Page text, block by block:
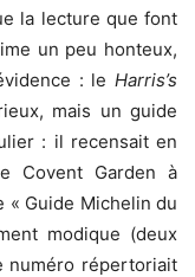
la lecture que font
un peu honteux,
: le Harris’s
mais un guide
: il recensait en
Covent Garden à
« Guide Michelin du
modique (deux
numéro répertoriait